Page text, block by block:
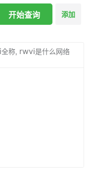
开始查询 添加
全称, rwvi是什么网络